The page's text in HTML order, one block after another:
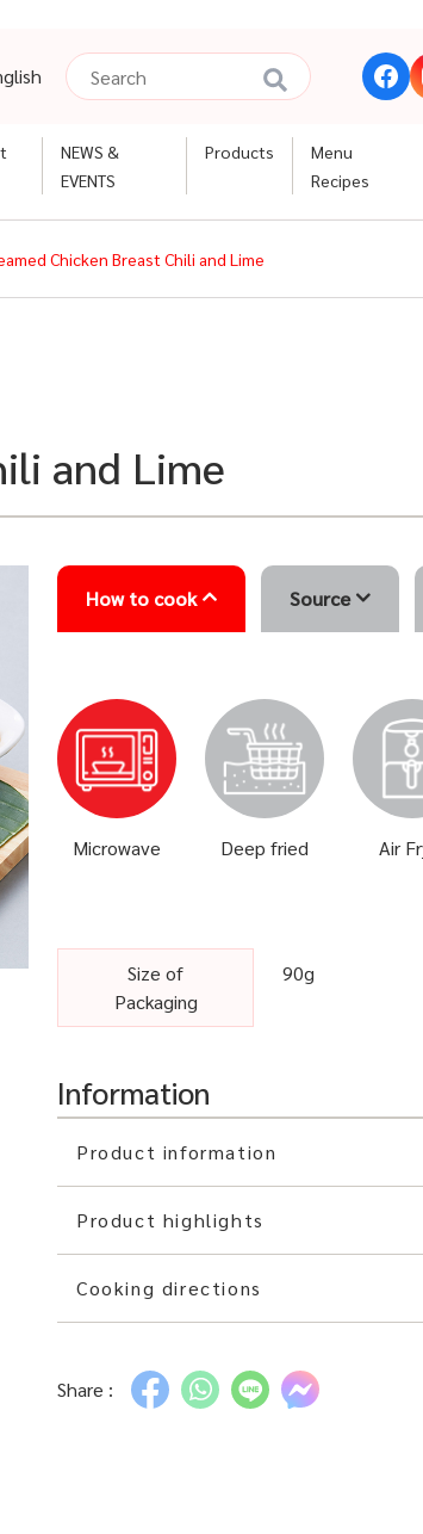
NEWS &
EVENTS
Products
Menu
Recipes
Chicken Breast Chili and Lime
and Lime
How to cook
Microwave Deep fried Air
Source
Size of
Packaging
90g
Information
Product information
Product highlights
Cooking directions
Share :